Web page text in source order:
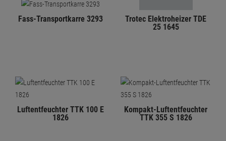
Fass-Transportkarre 3293
Trotec Elektroheizer TDE
25 1645
Luftentfeuchter TTK 100 E
1826
Kompakt-Luftentfeuchter
TTK 355 S 1826